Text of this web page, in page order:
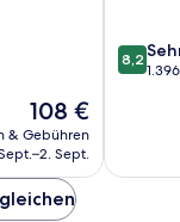
Der
Preis
beträgt
108 €
& Gebühren
Sept.
8.2
von
8,2